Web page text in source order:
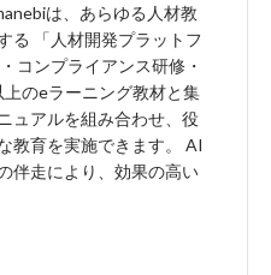
は、あらゆる人材教
る 「人材開発プラットフ
コンプライアンス研修・
のeラーニング教材と集
ュアルを組み合わせ、役
教育を実施できます。 AI
伴走により、効果の高い